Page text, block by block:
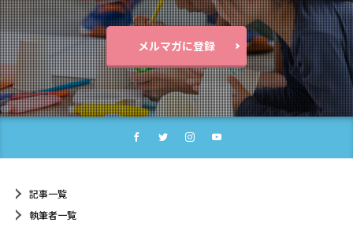
メルマガに登録
記事一覧
執筆者一覧